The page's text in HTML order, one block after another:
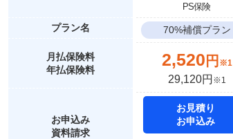
プラン名
月払保険料
年払保険料
お申込み
資料請求
PS保険
70%補償プラン
2,520 円 ※1
29,120円 ※1
お見積り
お申込み